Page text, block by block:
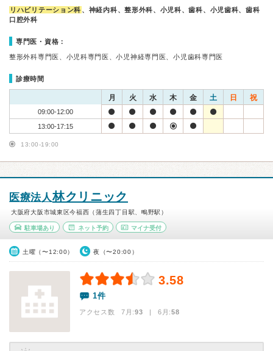
リハビリテーション科 、神経内科、整形外科、小児科、歯科、小児歯科、歯科
口腔外科
専門医・資格：
整形外科専門医、小児科専門医、小児神経専門医、小児歯科専門医
診療時間
月 火 水 木 金 土 日 祝
09:00-12:00
13:00-17:15
13:00-19:00
医療法人林クリニック
大阪府大阪市城東区今福西（蒲生四丁目駅、鴫野駅）
駐車場あり ネット予約 マイナ受付
土曜（〜12:00） 夜（〜20:00）
3.58
1件
アクセス数 7月:93 | 6月:58